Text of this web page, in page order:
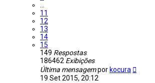
…
11
12
13
14
15
149 Respostas
186462 Exibições
Última mensagempor kocura
19 Set 2015, 20:12